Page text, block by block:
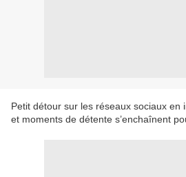
Petit détour sur les réseaux sociaux en
et moments de détente s’enchaînent